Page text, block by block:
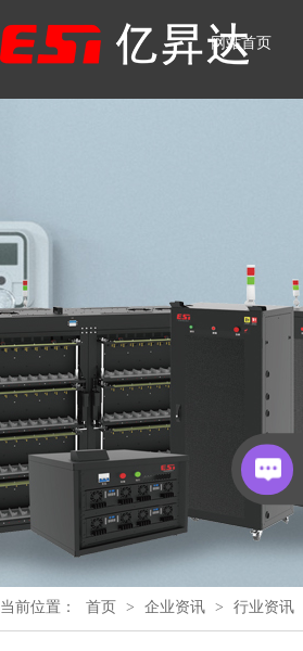
网站首页
当前位置： 首页 > 企业资讯 > 行业资讯